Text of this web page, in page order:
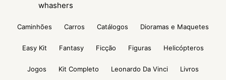
whashers
Caminhões Carros Catálogos Dioramas e Maquetes
Easy Kit Fantasy Ficção Figuras Helicópteros
Jogos Kit Completo Leonardo Da Vinci Livros